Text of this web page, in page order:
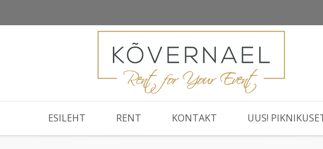
ESILEHT RENT KONTAKT UUS!